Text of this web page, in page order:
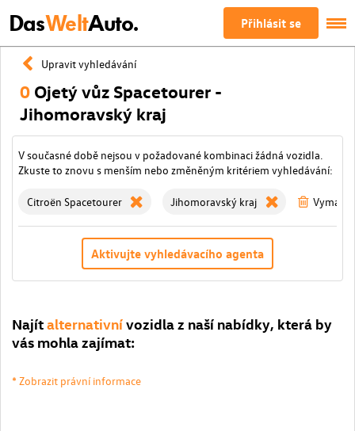
DasWeltAuto. Přihlásit se
Upravit vyhledávání
0 Ojetý vůz Spacetourer -
Jihomoravský kraj
V současné době nejsou v požadované kombinaci žádná vozidla.
Zkuste to znovu s menším nebo změněným kritériem vyhledávání:
Citroën Spacetourer Jihomoravský kraj
Aktivujte vyhledávacího agenta
Najítalternativnívozidla z naší nabídky, která by
vás mohla zajímat:
* Zobrazit právní informace